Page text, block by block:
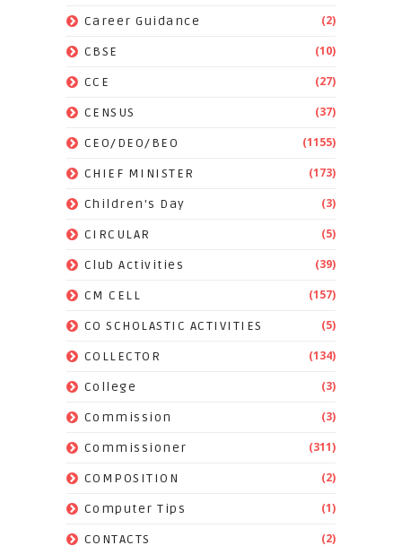
Career Guidance (2)
CBSE (10)
CCE (27)
CENSUS (37)
CEO/DEO/BEO (1155)
CHIEF MINISTER (173)
Children's Day (3)
CIRCULAR (5)
Club Activities (39)
CM CELL (157)
CO SCHOLASTIC ACTIVITIES (5)
COLLECTOR (134)
College (3)
Commission (3)
Commissioner (311)
COMPOSITION (2)
Computer Tips (1)
CONTACTS (2)